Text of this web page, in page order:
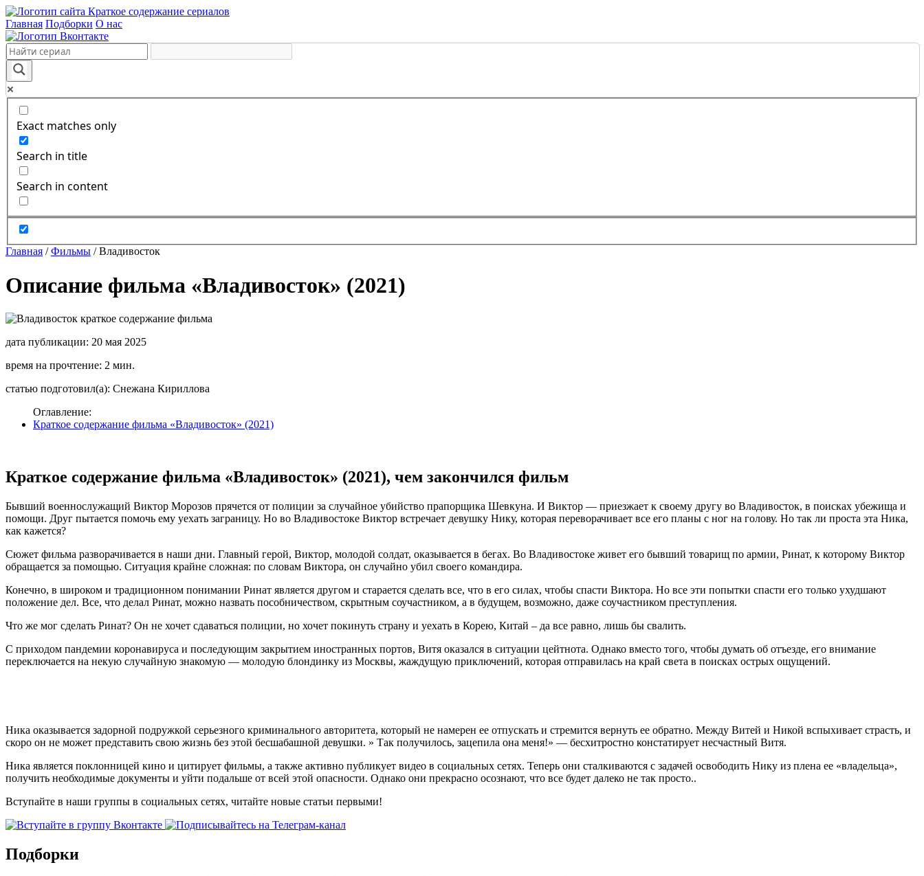
Краткое содержание сериалов
Главная Подборки О нас
Exact matches only
Search in title
Search in content
Главная /Фильмы /Владивосток
Описание фильма «Владивосток» (2021)
дата публикации: 20 мая 2025
время на прочтение: 2 мин.
статью подготовил(а): Снежана Кириллова
Оглавление:
Краткое содержание фильма «Владивосток» (2021)
Краткое содержание фильма «Владивосток» (2021), чем закончился фильм
Бывший военнослужащий Виктор Морозов прячется от полиции за случайное убийство прапорщика Шевкуна. И Виктор — приезжает к своему другу во Владивосток, в поисках убежища и
помощи. Друг пытается помочь ему уехать заграницу. Но во Владивостоке Виктор встречает девушку Нику, которая переворачивает все его планы с ног на голову. Но так ли проста эта Ника,
как кажется?
Сюжет фильма разворачивается в наши дни. Главный герой, Виктор, молодой солдат, оказывается в бегах. Во Владивостоке живет его бывший товарищ по армии, Ринат, к которому Виктор
обращается за помощью. Ситуация крайне сложная: по словам Виктора, он случайно убил своего командира.
Конечно, в широком и традиционном понимании Ринат является другом и старается сделать все, что в его силах, чтобы спасти Виктора. Но все эти попытки спасти его только ухудшают
положение дел. Все, что делал Ринат, можно назвать пособничеством, скрытным соучастником, а в будущем, возможно, даже соучастником преступления.
Что же мог сделать Ринат? Он не хочет сдаваться полиции, но хочет покинуть страну и уехать в Корею, Китай – да все равно, лишь бы свалить.
С приходом пандемии коронавируса и последующим закрытием иностранных портов, Витя оказался в ситуации цейтнота. Однако вместо того, чтобы думать об отъезде, его внимание
переключается на некую случайную знакомую — молодую блондинку из Москвы, жаждущую приключений, которая отправилась на край света в поисках острых ощущений.
Ника оказывается задорной подружкой серьезного криминального авторитета, который не намерен ее отпускать и стремится вернуть ее обратно. Между Витей и Никой вспыхивает страсть, и
скоро он не может представить свою жизнь без этой бесшабашной девушки. » Так получилось, зацепила она меня!» — бесхитростно констатирует несчастный Витя.
Ника является поклонницей кино и цитирует фильмы, а также активно публикует видео в социальных сетях. Теперь они сталкиваются с задачей освободить Нику из плена ее «владельца»,
получить необходимые документы и уйти подальше от всей этой опасности. Однако они прекрасно осознают, что все будет далеко не так просто..
Вступайте в наши группы в социальных сетях, читайте новые статьи первыми!
Подборки